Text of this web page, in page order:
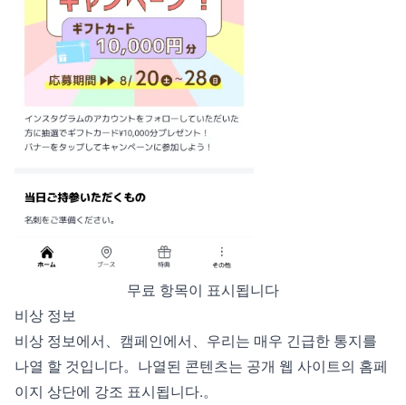
무료 항목이 표시됩니다
비상 정보
비상 정보에서、캠페인에서、우리는 매우 긴급한 통지를
나열 할 것입니다。나열된 콘텐츠는 공개 웹 사이트의 홈페
이지 상단에 강조 표시됩니다.。